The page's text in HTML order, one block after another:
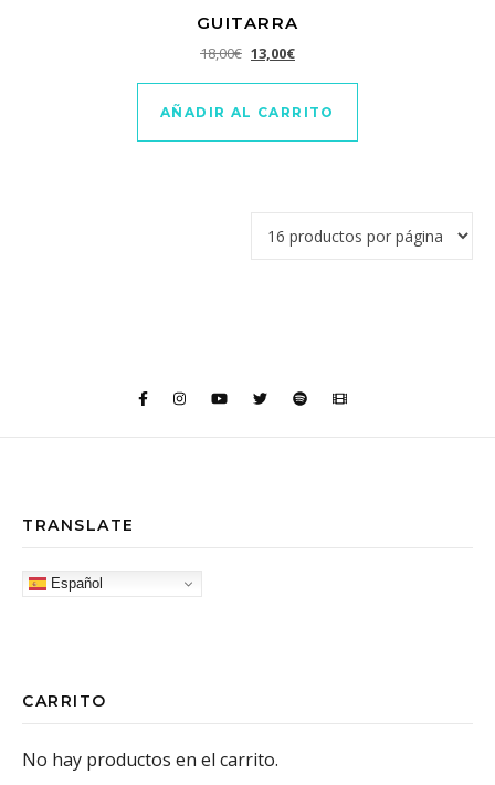
GUITARRA
18,00€ El precio original era: 18,00€.
13,00€El precio actual es: 13,00€.
AÑADIR AL CARRITO
TRANSLATE
Español
CARRITO
No hay productos en el carrito.